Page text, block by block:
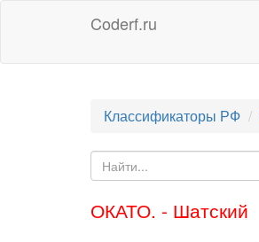
Coderf.ru
Классификаторы РФ
ОКАТО. - Шатский